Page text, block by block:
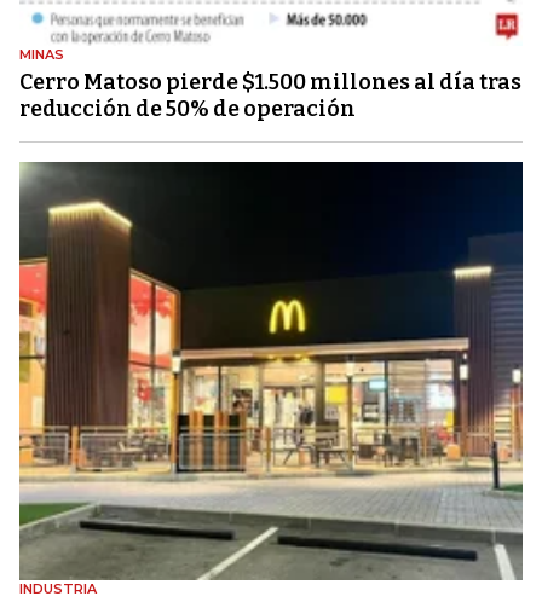
MINAS
Cerro Matoso pierde $1.500 millones al día tras
reducción de 50% de operación
INDUSTRIA